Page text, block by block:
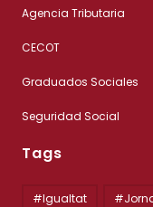
Agencia Tributaria
CECOT
Graduados Sociales
Seguridad Social
Tags
#igualtat